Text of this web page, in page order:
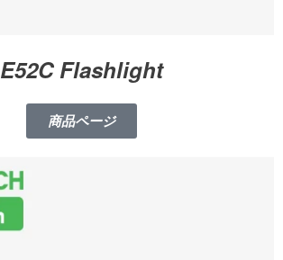
E52C Flashlight
商品ページ